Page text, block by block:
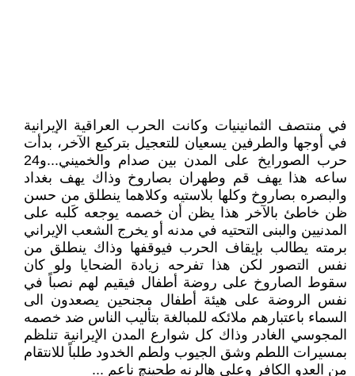
في منتصف الثمانينيات وكانت الحرب العراقية الإيرانية
في أوجها والطرفين يسعيان للتعجيل بتركيع الآخر، بدأت
حرب الصورايخ على المدن بين صدام والخميني...و24
ساعه هذا يهف قم وطهران بصاروخ وذاك يهف بغداد
والبصره بصاروخ وكلها بلاستيه وكلاهما ينطلق من حسن
ظن خاطئ بالآخر هذا يظن أن خصمه يوجعه كَلبه على
المدنيين والبنى التحتيه في مدنه أو يخرج الشعب الإيراني
برمته يطالب بإيقاف الحرب فيوقفها وذاك ينطلق من
نفس التصور لكن هذا تفرحه زيادة الضحايا ولو كان
سقوط الصاروخ على روضة أطفال فيقيم لهم نصباً في
نفس الروضة على هيئة أطفال مجنحين يصعدون الى
السماء باعتبارهم ملائكه للمبالغة بتأليب الناس ضد خصمه
المجوسي الغادر وذاك كل شوارع المدن الإيرانية تنلظم
بمسيرات اللطم وشق الجيوب ولطم الخدود طلباً للانتقام
من العدو الكافر وعلى هالرنه طحينچ ناعم ...